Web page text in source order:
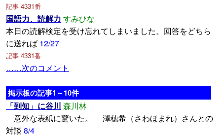
記事 4331番
国語力、読解力 すみひな
本日の読解検定を受け忘れてしまいました。回答をどちら
に送れば 12/27
記事 4331番
……次のコメント
掲示板の記事1～10件
「到知」に谷川 森川林
意外な表紙に驚いた。 澤穂希（さわほまれ）さんとの
対談 8/4